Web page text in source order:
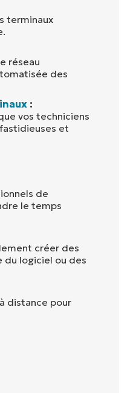
terminaux
réseau
des
:
vos techniciens
et
de
le temps
créer des
du logiciel ou des
distance pour